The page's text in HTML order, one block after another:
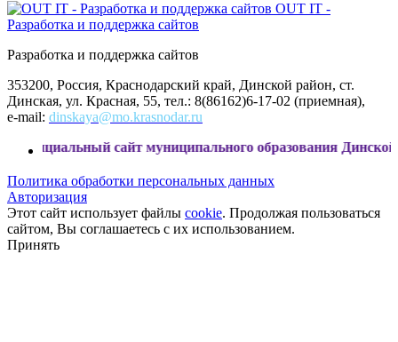
OUT IT -
Разработка и поддержка сайтов
Разработка и поддержка сайтов
353200, Россия, Краснодарский край, Динской район, ст.
Динская, ул. Красная, 55, тел.: 8(86162)6-17-02 (приемная),
e-mail: dinskaya@mo.krasnodar.ru
сайт муниципального образования Динской район
Политика обработки персональных данных
Авторизация
Этот сайт использует файлы cookie. Продолжая пользоваться
сайтом, Вы соглашаетесь с их использованием.
Принять